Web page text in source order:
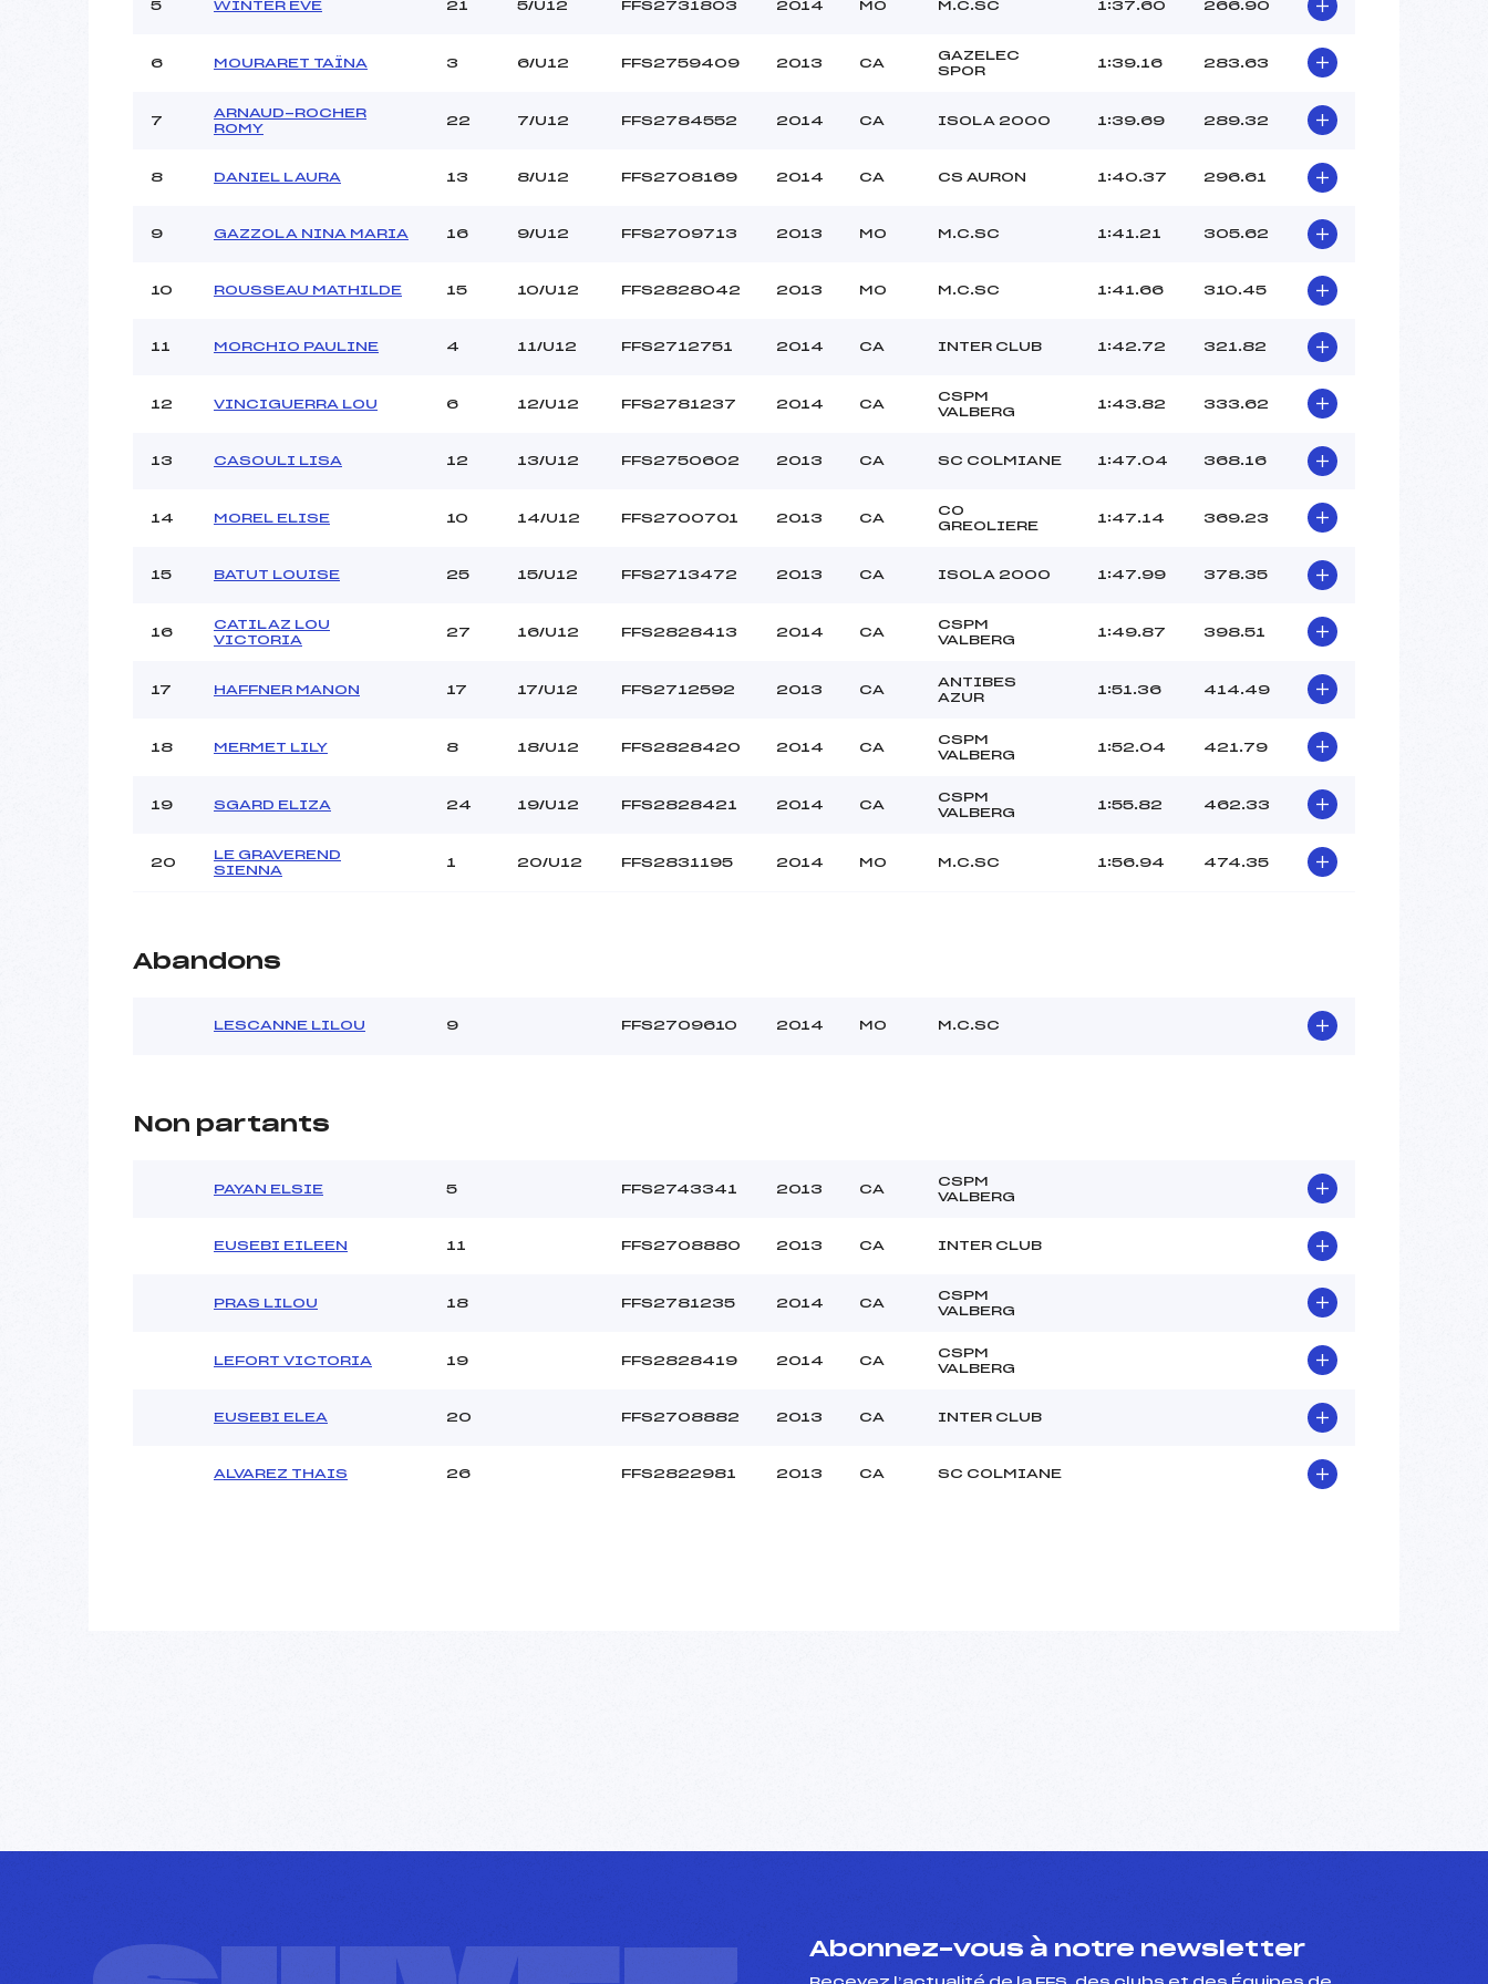
Température départ :
Pénalité appliquée :
230.0000
5 WINTER EVE 21 5/U12 FFS2731803 2014 MO M.C.SC 1:37.60 266.90
6 MOURARET TAÏNA 3 6/U12 FFS2759409 2013 CA
GAZELEC
SPOR
1:39.16 283.63
7
ARNAUD-ROCHER
ROMY
22 7/U12 FFS2784552 2014 CA ISOLA 2000 1:39.69 289.32
8 DANIEL LAURA 13 8/U12 FFS2708169 2014 CA CS AURON 1:40.37 296.61
9 GAZZOLA NINA MARIA 16 9/U12 FFS2709713 2013 MO M.C.SC 1:41.21 305.62
10 ROUSSEAU MATHILDE 15 10/U12 FFS2828042 2013 MO M.C.SC 1:41.66 310.45
11 MORCHIO PAULINE 4 11/U12 FFS2712751 2014 CA INTER CLUB 1:42.72 321.82
12 VINCIGUERRA LOU 6 12/U12 FFS2781237 2014 CA
CSPM
VALBERG
1:43.82 333.62
13 CASOULI LISA 12 13/U12 FFS2750602 2013 CA SC COLMIANE 1:47.04 368.16
14 MOREL ELISE 10 14/U12 FFS2700701 2013 CA
CO
GREOLIERE
1:47.14 369.23
15 BATUT LOUISE 25 15/U12 FFS2713472 2013 CA ISOLA 2000 1:47.99 378.35
16
CATILAZ LOU
VICTORIA
27 16/U12 FFS2828413 2014 CA
CSPM
VALBERG
1:49.87 398.51
17 HAFFNER MANON 17 17/U12 FFS2712592 2013 CA
ANTIBES
AZUR
1:51.36 414.49
18 MERMET LILY 8 18/U12 FFS2828420 2014 CA
CSPM
VALBERG
1:52.04 421.79
19 SGARD ELIZA 24 19/U12 FFS2828421 2014 CA
CSPM
VALBERG
1:55.82 462.33
20
LE GRAVEREND
SIENNA
1 20/U12 FFS2831195 2014 MO M.C.SC 1:56.94 474.35
Abandons
LESCANNE LILOU 9 FFS2709610 2014 MO M.C.SC
Non partants
PAYAN ELSIE 5 FFS2743341 2013 CA
CSPM
VALBERG
EUSEBI EILEEN 11 FFS2708880 2013 CA INTER CLUB
PRAS LILOU 18 FFS2781235 2014 CA
CSPM
VALBERG
LEFORT VICTORIA 19 FFS2828419 2014 CA
CSPM
VALBERG
EUSEBI ELEA 20 FFS2708882 2013 CA INTER CLUB
ALVAREZ THAIS 26 FFS2822981 2013 CA SC COLMIANE
Abonnez-vous à notre newsletter